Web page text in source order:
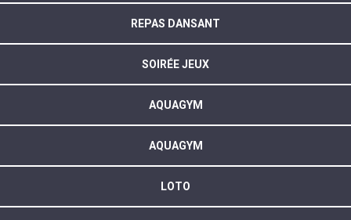
REPAS DANSANT
SOIRÉE JEUX
AQUAGYM
AQUAGYM
LOTO